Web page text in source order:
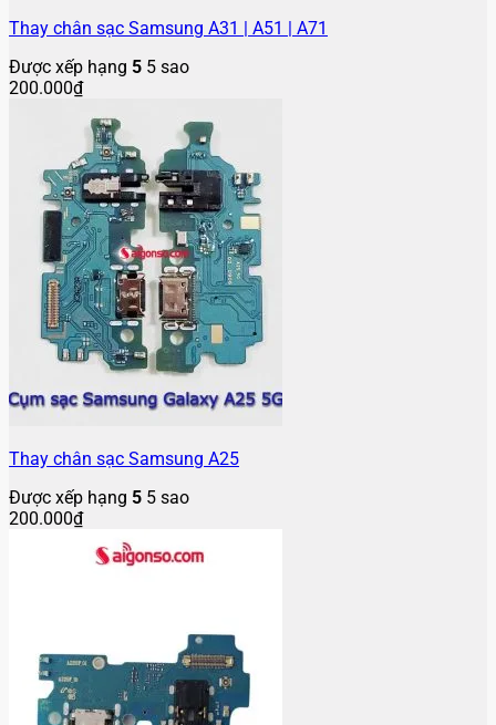
Thay chân sạc Samsung A31 | A51 | A71
Được xếp hạng 5 5 sao
200.000₫
Thay chân sạc Samsung A25
Được xếp hạng 5 5 sao
200.000₫